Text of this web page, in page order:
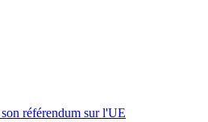
référendum sur l'UE